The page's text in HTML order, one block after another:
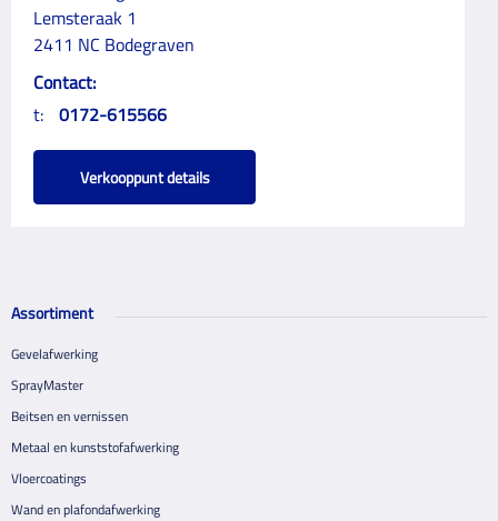
Lemsteraak 1
2411 NC Bodegraven
Contact:
t: 0172-615566
Verkooppunt details
Assortiment
Gevelafwerking
SprayMaster
Beitsen en vernissen
Metaal en kunststofafwerking
Vloercoatings
Wand en plafondafwerking